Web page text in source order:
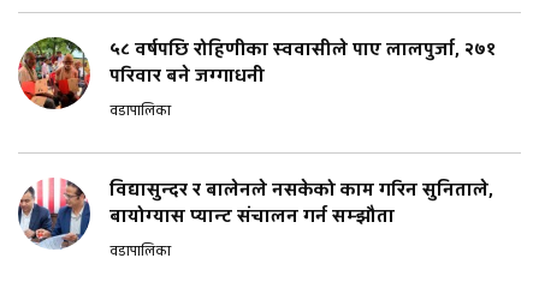
५८ वर्षपछि रोहिणीका स्ववासीले पाए लालपुर्जा, २७१
परिवार बने जग्गाधनी
वडापालिका
विद्यासुन्दर र बालेनले नसकेको काम गरिन सुनिताले,
बायोग्यास प्यान्ट संचालन गर्न सम्झौता
वडापालिका